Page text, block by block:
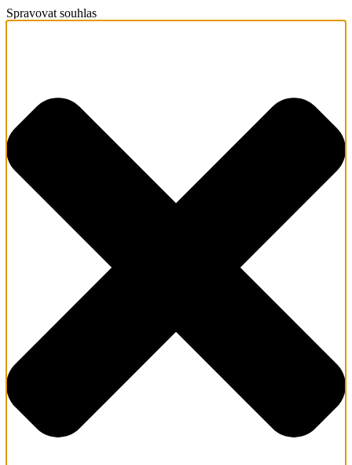
Spravovat souhlas